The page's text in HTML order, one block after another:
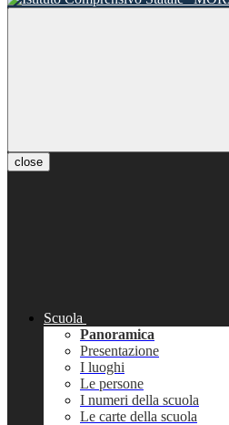
close
Scuola
Panoramica
Presentazione
I luoghi
Le persone
I numeri della scuola
Le carte della scuola